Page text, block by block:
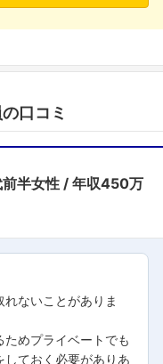
口コミ
半女性
年収450万
ないことがありま
めプライベートでも
ておく必要がありあ